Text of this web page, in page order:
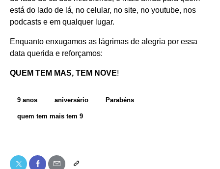
está do lado de lá, no celular, no site, no youtube, nos
podcasts e em qualquer lugar.
Enquanto enxugamos as lágrimas de alegria por essa
data querida e reforçamos:
QUEM TEM MAS, TEM NOVE!
9 anos aniversário Parabéns
quem tem mais tem 9